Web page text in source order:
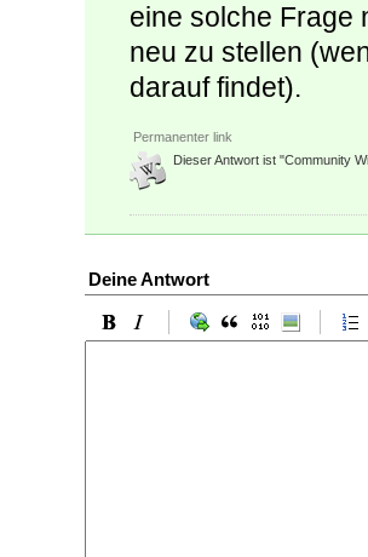
eine solche Frage
neu zu stellen
darauf findet).
Permanenter link
Dieser Antwort ist "Community
Deine Antwort